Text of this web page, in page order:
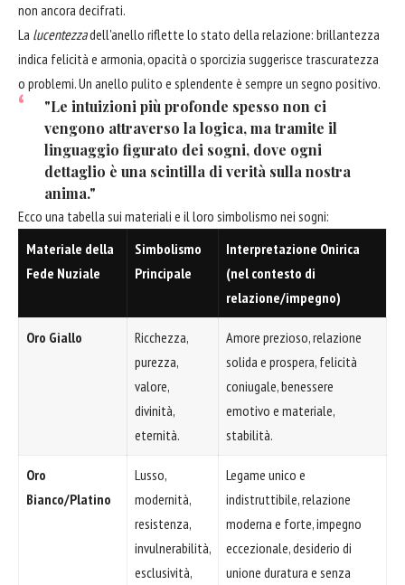
non ancora decifrati.
La lucentezzadell'anello riflette lo stato della relazione: brillantezza
indica felicità e armonia, opacità o sporcizia suggerisce trascuratezza
o problemi. Un anello pulito e splendente è sempre un segno positivo.
"Le intuizioni più profonde spesso non ci
vengono attraverso la logica, ma tramite il
linguaggio figurato dei sogni, dove ogni
dettaglio è una scintilla di verità sulla nostra
anima."
Ecco una tabella sui materiali e il loro simbolismo nei sogni:
Materiale della
Fede Nuziale
Simbolismo
Principale
Interpretazione Onirica
(nel contesto di
relazione/impegno)
Oro Giallo
Ricchezza,
purezza,
valore,
divinità,
eternità.
Amore prezioso, relazione
solida e prospera, felicità
coniugale, benessere
emotivo e materiale,
stabilità.
Oro
Bianco/Platino
Lusso,
modernità,
resistenza,
invulnerabilità,
esclusività,
Legame unico e
indistruttibile, relazione
moderna e forte, impegno
eccezionale, desiderio di
unione duratura e senza